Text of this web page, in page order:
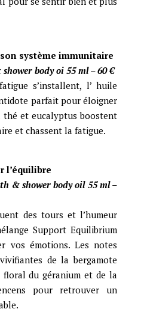
système immunitaire
body oi 55 ml – 60€
s’installent, l’ huile
parfait pour éloigner
thé et eucalyptus boostent
et chassent la fatigue.
l’équilibre
& shower body oil 55 ml –
des tours et l’humeur
Support Equilibrium
vos émotions. Les notes
de la bergamote
floral du géranium et de la
pour retrouver un